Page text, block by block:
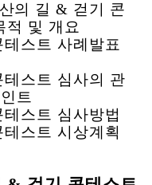
의 길 & 걷기 콘
적 및 개요
스트 사례발표
스트 심사의 관
트
스트 심사방법
스트 시상계획